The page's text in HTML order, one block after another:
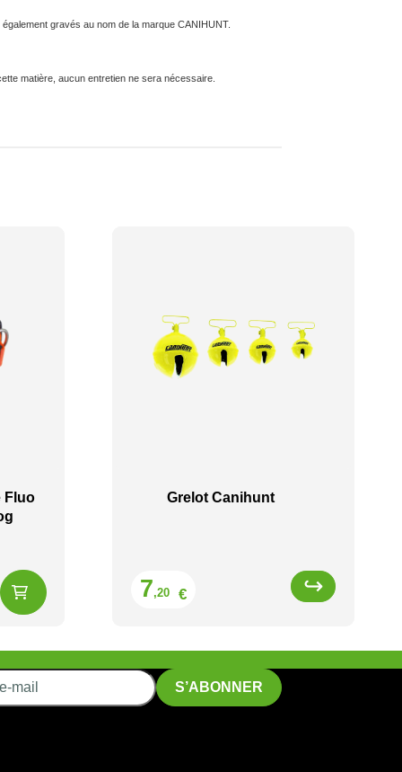
gravés au nom de la marque CANIHUNT.
matière, aucun entretien ne sera nécessaire.
Fluo
Grelot Canihunt
7,20 €